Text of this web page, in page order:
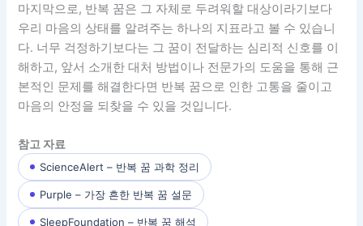
마지막으로, 반복 꿈은 그 자체로 두려워할 대상이라기보다
우리 마음의 상태를 알려주는 하나의 지표라고 볼 수 있습니
다. 너무 걱정하기보다는 그 꿈이 전달하는 심리적 신호를 이
해하고, 앞서 소개한 대처 방법이나 전문가의 도움을 통해 근
본적인 문제를 해결한다면 반복 꿈으로 인한 고통을 줄이고
마음의 안정을 되찾을 수 있을 것입니다.
참고 자료
ScienceAlert – 반복 꿈 과학 정리
Purple – 가장 흔한 반복 꿈 설문
SleepFoundation – 반복 꿈 해석